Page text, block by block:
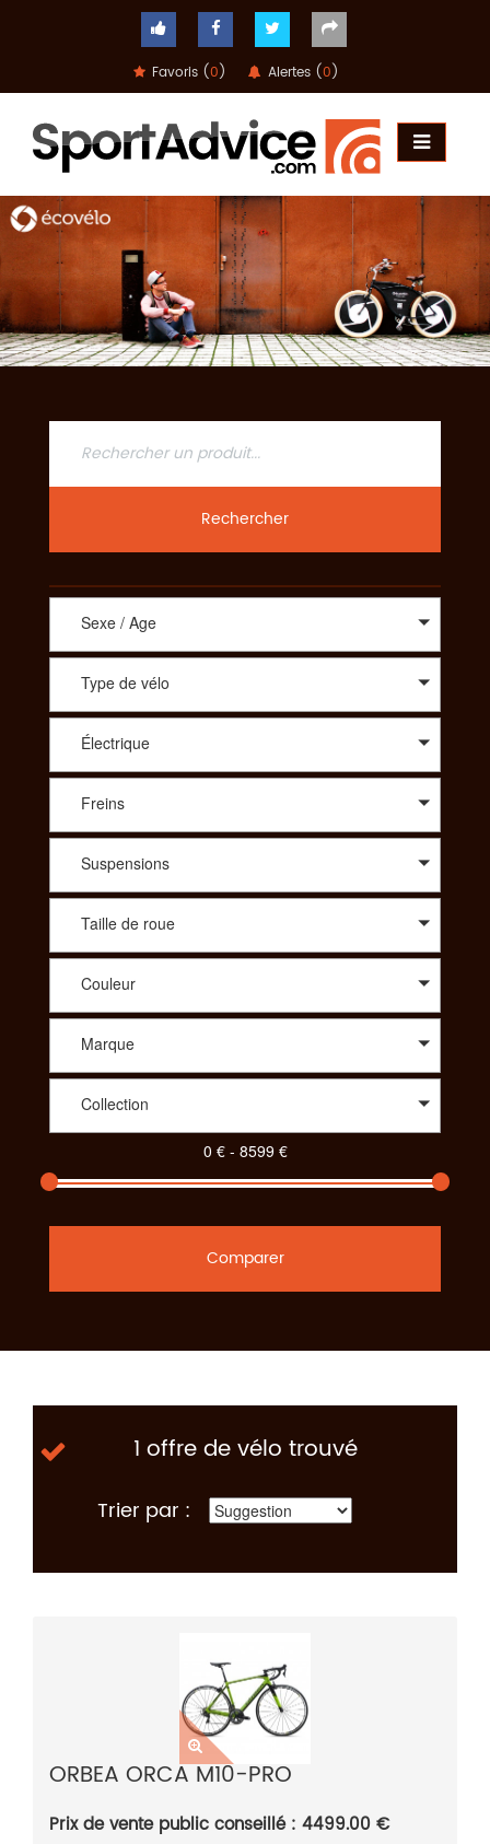
Favoris (0) Alertes (0)
COMPARATEUR
CONSEILS
QUESTIONS
-
RÉPONSES
CONTACT
Rechercher
Sexe / Age
Type de vélo
Électrique
Freins
Suspensions
Taille de roue
Couleur
Marque
Collection
Comparer
1 offre de vélo trouvé
Trier par :
ORBEA ORCA M10-PRO
Prix de vente public conseillé : 4499.00 €